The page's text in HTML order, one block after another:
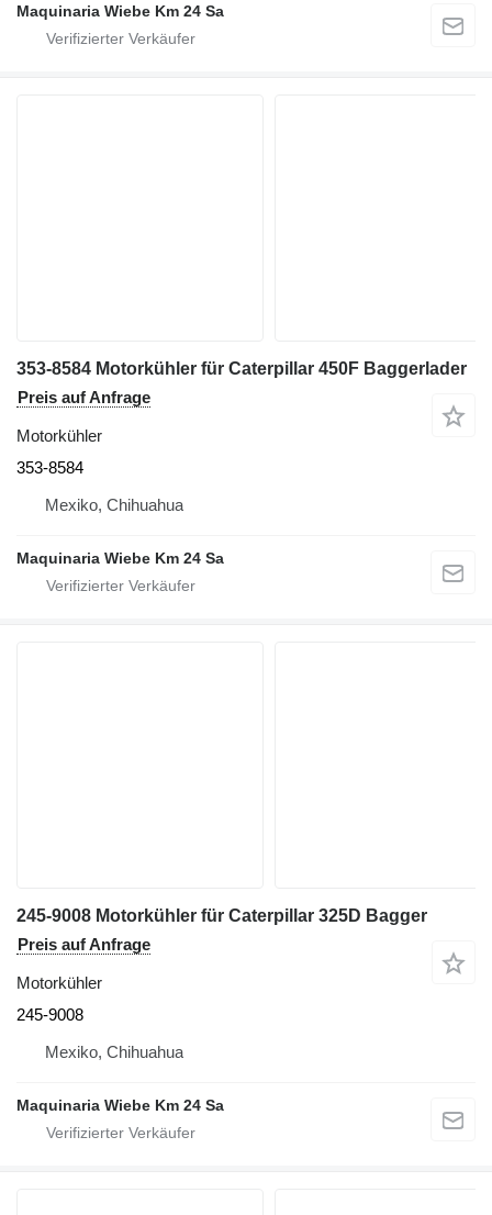
Maquinaria Wiebe Km 24 Sa
353-8584 Motorkühler für Caterpillar 450F Baggerlader
Preis auf Anfrage
Motorkühler
353-8584
Mexiko, Chihuahua
Maquinaria Wiebe Km 24 Sa
245-9008 Motorkühler für Caterpillar 325D Bagger
Preis auf Anfrage
Motorkühler
245-9008
Mexiko, Chihuahua
Maquinaria Wiebe Km 24 Sa